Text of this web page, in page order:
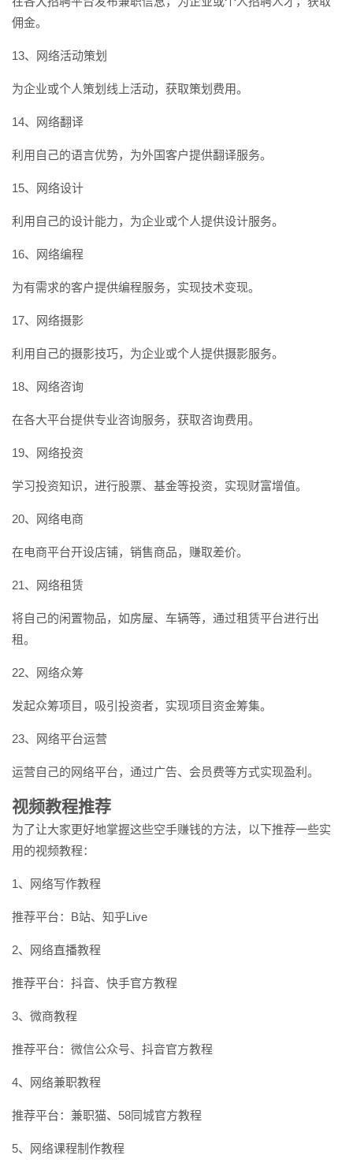
佣金。
13、网络活动策划
为企业或个人策划线上活动，获取策划费用。
14、网络翻译
利用自己的语言优势，为外国客户提供翻译服务。
15、网络设计
利用自己的设计能力，为企业或个人提供设计服务。
16、网络编程
为有需求的客户提供编程服务，实现技术变现。
17、网络摄影
利用自己的摄影技巧，为企业或个人提供摄影服务。
18、网络咨询
在各大平台提供专业咨询服务，获取咨询费用。
19、网络投资
学习投资知识，进行股票、基金等投资，实现财富增值。
20、网络电商
在电商平台开设店铺，销售商品，赚取差价。
21、网络租赁
将自己的闲置物品，如房屋、车辆等，通过租赁平台进行出
租。
22、网络众筹
发起众筹项目，吸引投资者，实现项目资金筹集。
23、网络平台运营
运营自己的网络平台，通过广告、会员费等方式实现盈利。
视频教程推荐
为了让大家更好地掌握这些空手赚钱的方法，以下推荐一些实
用的视频教程：
1、网络写作教程
推荐平台：B站、知乎Live
2、网络直播教程
推荐平台：抖音、快手官方教程
3、微商教程
推荐平台：微信公众号、抖音官方教程
4、网络兼职教程
推荐平台：兼职猫、58同城官方教程
5、网络课程制作教程